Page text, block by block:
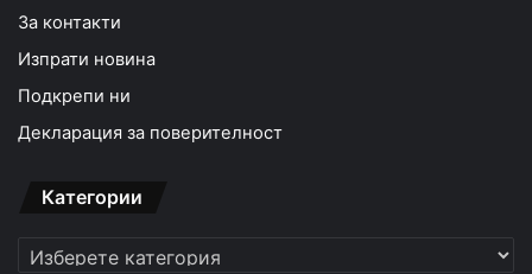
За контакти
Изпрати новина
Подкрепи ни
Декларация за поверителност
Категории
Категории